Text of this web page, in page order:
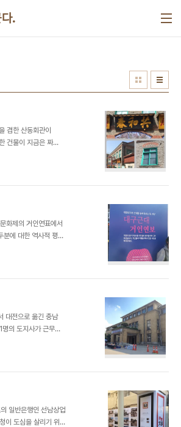
.
겸한 산동회관이
건물이 지금은 짜장
벽돌조 건물. 짜장면
화제의 거인연표에서
분에 대한 역사적 평가
대전으로 옮긴 충남
의 도지사가 근무하
시로 옮겼다.
일반은행인 선남상업
이 도심을 살리기 위